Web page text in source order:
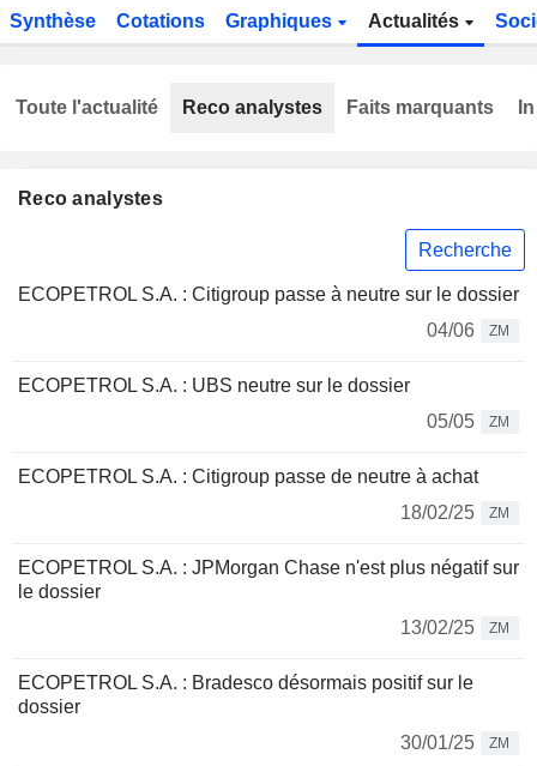
Synthèse Cotations Graphiques Actualités
Reco analystes
Recherche
ECOPETROL S.A. : Citigroup passe à neutre sur le dossier
04/06
ZM
ECOPETROL S.A. : UBS neutre sur le dossier
05/05
ZM
ECOPETROL S.A. : Citigroup passe de neutre à achat
18/02/25
ZM
ECOPETROL S.A. : JPMorgan Chase n'est plus négatif sur
le dossier
13/02/25
ZM
ECOPETROL S.A. : Bradesco désormais positif sur le
dossier
30/01/25
ZM
Toute l'actualité Reco analystes Faits marquants